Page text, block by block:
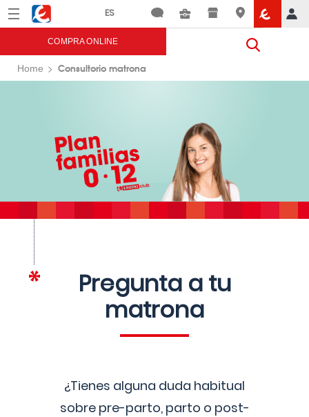
Menú Eroski
COMPRA ONLINE
Home Consultorio matrona
Pregunta a tu
matrona
¿Tienes alguna duda habitual
sobre pre-parto, parto o post-